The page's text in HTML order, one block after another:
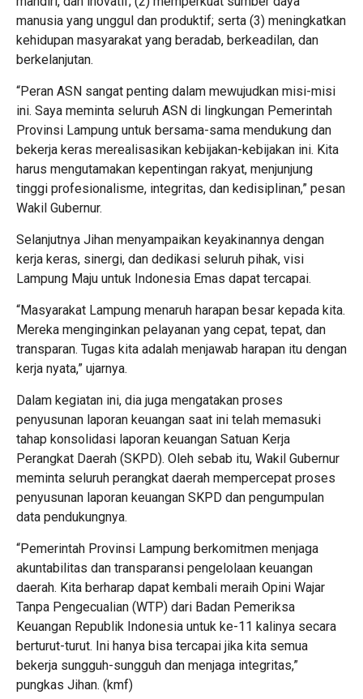
manusia yang unggul dan produktif; serta (3) meningkatkan
kehidupan masyarakat yang beradab, berkeadilan, dan
berkelanjutan.
“Peran ASN sangat penting dalam mewujudkan misi-misi
ini. Saya meminta seluruh ASN di lingkungan Pemerintah
Provinsi Lampung untuk bersama-sama mendukung dan
bekerja keras merealisasikan kebijakan-kebijakan ini. Kita
harus mengutamakan kepentingan rakyat, menjunjung
tinggi profesionalisme, integritas, dan kedisiplinan,” pesan
Wakil Gubernur.
Selanjutnya Jihan menyampaikan keyakinannya dengan
kerja keras, sinergi, dan dedikasi seluruh pihak, visi
Lampung Maju untuk Indonesia Emas dapat tercapai.
“Masyarakat Lampung menaruh harapan besar kepada kita.
Mereka menginginkan pelayanan yang cepat, tepat, dan
transparan. Tugas kita adalah menjawab harapan itu dengan
kerja nyata,” ujarnya.
Dalam kegiatan ini, dia juga mengatakan proses
penyusunan laporan keuangan saat ini telah memasuki
tahap konsolidasi laporan keuangan Satuan Kerja
Perangkat Daerah (SKPD). Oleh sebab itu, Wakil Gubernur
meminta seluruh perangkat daerah mempercepat proses
penyusunan laporan keuangan SKPD dan pengumpulan
data pendukungnya.
“Pemerintah Provinsi Lampung berkomitmen menjaga
akuntabilitas dan transparansi pengelolaan keuangan
daerah. Kita berharap dapat kembali meraih Opini Wajar
Tanpa Pengecualian (WTP) dari Badan Pemeriksa
Keuangan Republik Indonesia untuk ke-11 kalinya secara
berturut-turut. Ini hanya bisa tercapai jika kita semua
bekerja sungguh-sungguh dan menjaga integritas,”
pungkas Jihan. (kmf)